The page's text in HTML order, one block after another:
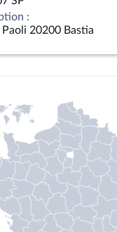
:
20200 Bastia